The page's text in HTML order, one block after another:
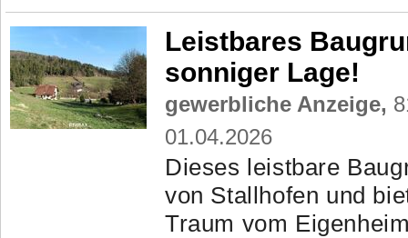
Leistbares
sonniger Lage!
gewerbliche Anzeige,
01.04.2026
Dieses leistbare
von Stallhofen und
Traum vom